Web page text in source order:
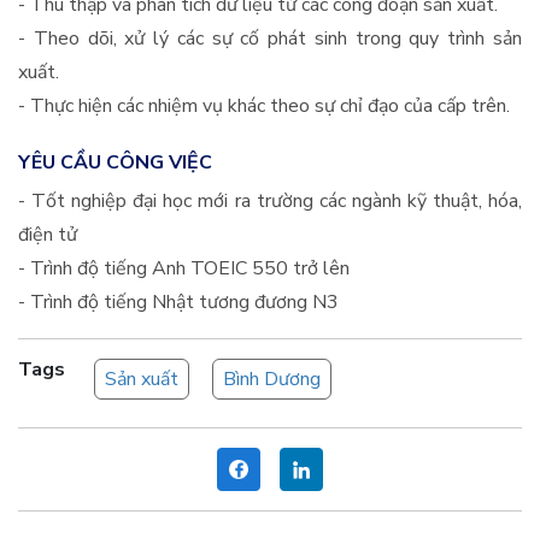
- Theo dõi, xử lý các sự cố phát sinh trong quy trình sản
xuất.
- Thực hiện các nhiệm vụ khác theo sự chỉ đạo của cấp trên.
YÊU CẦU CÔNG VIỆC
- Tốt nghiệp đại học mới ra trường các ngành kỹ thuật, hóa,
điện tử
- Trình độ tiếng Anh TOEIC 550 trở lên
- Trình độ tiếng Nhật tương đương N3
Tags Sản xuất Bình Dương